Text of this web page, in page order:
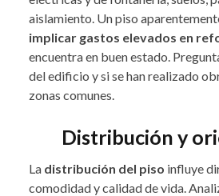
aislamiento. Un piso
implicar gastos elevados en
encuentra en buen estado.
del edificio y si se han realizado
zonas comunes.
Distribución y
La distribución del piso influye
comodidad y calidad de vida.